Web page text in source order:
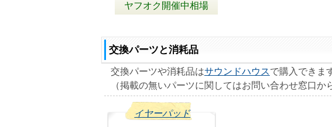
ヤフオク開催中相場
交換パーツと消耗品
交換パーツや消耗品はサウンドハウスで購入できま
（掲載の無いパーツに関してはお問い合わせ窓口か
イヤーパッド